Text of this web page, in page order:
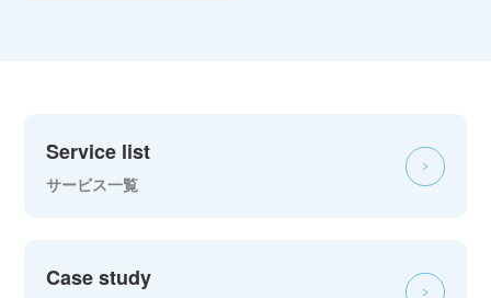
Service list
サービス一覧
Case study